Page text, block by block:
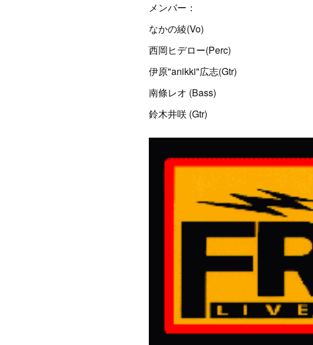
メンバー：
なかの綾(Vo)
西岡ヒデロー(Perc)
伊原"anikki"広志(Gtr)
南條レオ (Bass)
鈴木井咲 (Gtr)